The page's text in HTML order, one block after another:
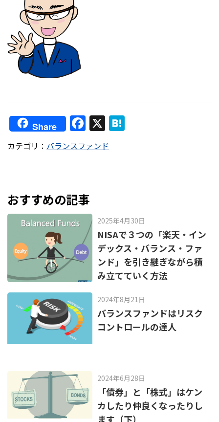
Share F
a
c
o
o
k
X
カテゴリ： バランスファンド
おすすめの記事
2025年4月30日
NISAで３つの「楽天・イン
デックス・バランス・ファ
ンド」を引き継ぎながら積
み立てていく方法
2024年8月21日
バランスファンドはリスク
コントロールの達人
2024年6月28日
「債券」と「株式」はケン
カしたり仲良くなったりし
ます（下）